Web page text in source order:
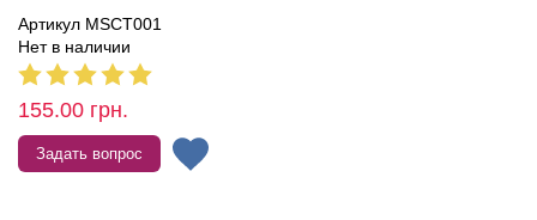
Артикул MSCT001
Нет в наличии
155.00 грн.
Задать вопрос